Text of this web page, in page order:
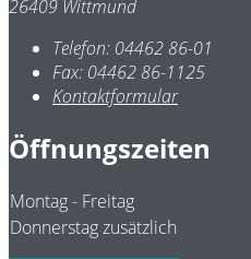
26409 Wittmund
Telefon: 04462 86-01
Fax: 04462 86-1125
Kontaktformular
Öffnungszeiten
Montag - Freitag
Donnerstag zusätzlich